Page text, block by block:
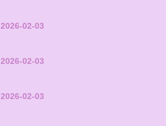
2026-02-03
2026-02-03
2026-02-03